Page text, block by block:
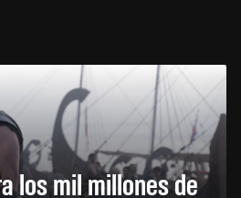
los mil millones de